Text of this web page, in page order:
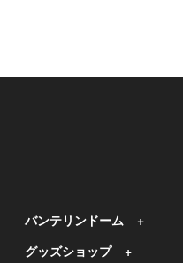
バンテリンドーム
グッズショップ